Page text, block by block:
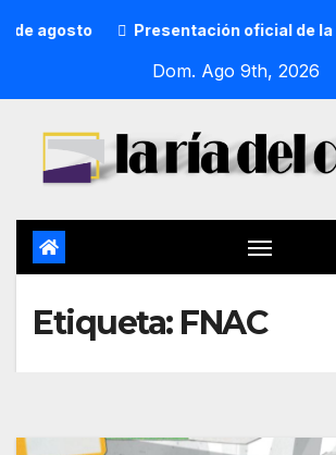
Presentación oficial de la pregonera y
Dom. Ago 9th, 2026
Etiqueta: FNAC